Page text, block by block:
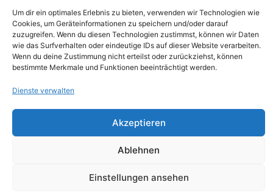
Um dir ein optimales Erlebnis zu bieten, verwenden wir Technologien wie
Cookies, um Geräteinformationen zu speichern und/oder darauf
zuzugreifen. Wenn du diesen Technologien zustimmst, können wir Daten
wie das Surfverhalten oder eindeutige IDs auf dieser Website verarbeiten.
Wenn du deine Zustimmung nicht erteilst oder zurückziehst, können
bestimmte Merkmale und Funktionen beeinträchtigt werden.
Dienste verwalten
Akzeptieren
Ablehnen
Einstellungen ansehen
Beltz-
Platz
oder
Bus Nr.
32,
Datenschutzerklärung
Cookie-Richtlinie (EU)